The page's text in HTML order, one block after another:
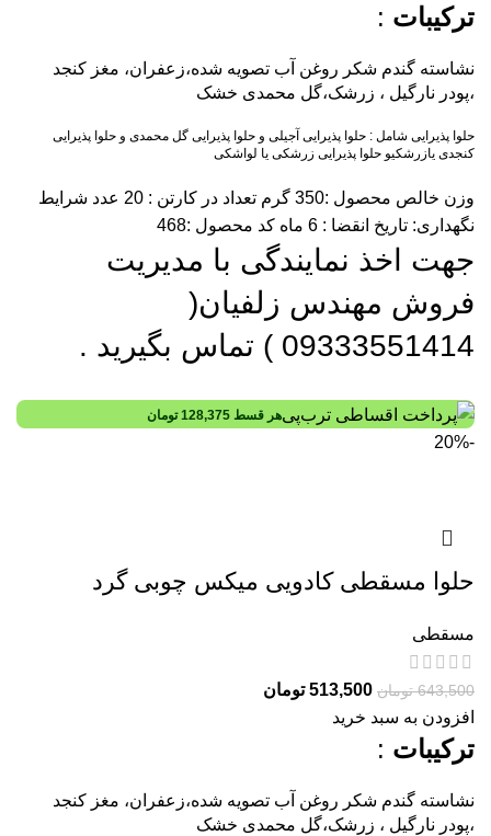
ترکیبات :
نشاسته گندم شکر روغن آب تصویه شده،زعفران، مغز کنجد
،پودر نارگیل ، زرشک،گل محمدی خشک
حلوا پذیرایی شامل : حلوا پذیرایی آجیلی و حلوا پذیرایی گل محمدی و حلوا پذیرایی
کنجدی یازرشکیو حلوا پذیرایی زرشکی یا لواشکی
وزن خالص محصول :350 گرم تعداد در کارتن : 20 عدد شرایط
نگهداری: تاریخ انقضا : 6 ماه کد محصول :468
جهت اخذ نمایندگی با مدیریت
فروش مهندس زلفیان(
09333551414 ) تماس بگیرید .
هر قسط 128,375 تومان
-20%
حلوا مسقطی کادویی میکس چوبی گرد
مسقطی
643,500 تومان 513,500 تومان
افزودن به سبد خرید
ترکیبات :
نشاسته گندم شکر روغن آب تصویه شده،زعفران، مغز کنجد
،پودر نارگیل ، زرشک،گل محمدی خشک